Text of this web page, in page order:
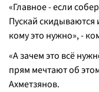
«Главное - если
Пускай скидываются
кому это нужно»,-
«А зачем это всё
прям мечтают об
Ахметзянов.